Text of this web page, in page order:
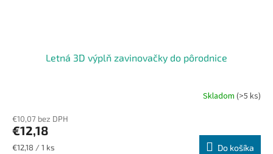
Letná 3D výplň zavinovačky do pôrodnice
produktu
je
5,0
Skladom(>5 ks)
€10,07 bez DPH
€12,18
Jednotková
€12,18 / 1 ks Do košíka